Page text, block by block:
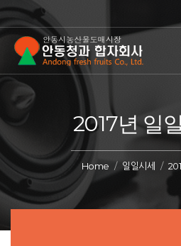
2017년 일
Home 일일시세